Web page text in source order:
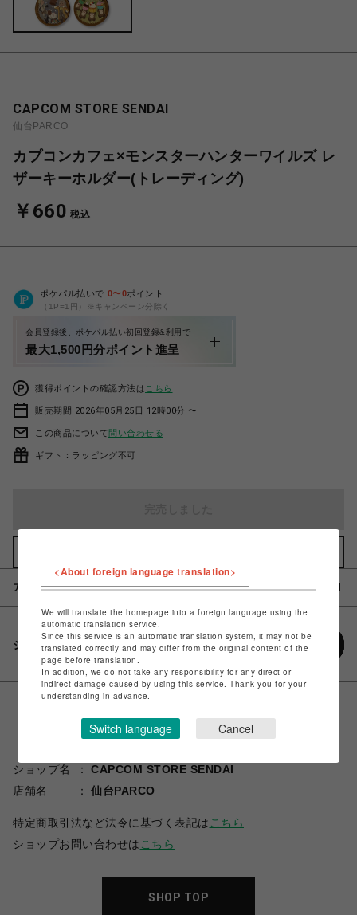
CAPCOM STORE SENDAI
仙台PARCO
カプコンカフェ×モンスターハンターワイルズ レ
ザーキーホルダー(トレーディング)
￥660 税込
ポケパル払いで 0〜0ポイント
（1P=1円）※キャンペーン分除く
会員登録後、ポケパル払い初回登録&利用で
最大1,500円分ポイント進呈
獲得ポイントの確認方法は こちら
販売期間 2026年05月25日 12時00分 〜
この商品について問い合わせる
ギフト：ラッピング不可
アイテム説明 / 素材
シェアする
ショップ名
CAPCOM STORE SENDAI
店舗名
仙台PARCO
特定商取引法など法令に基づく表記は こちら
ショップお問い合わせは こちら
SHOP TOP
<About foreign language translation>
We will translate the homepage into a foreign language using the
automatic translation service.
Since this service is an automatic translation system, it may not be
translated correctly and may differ from the original content of the
page before translation.
In addition, we do not take any responsibility for any direct or
indirect damage caused by using this service. Thank you for your
understanding in advance.
Switch language Cancel